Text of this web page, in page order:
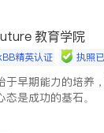
教育学院
精英认证 执照
于早期能力的培养
是成功的基石。